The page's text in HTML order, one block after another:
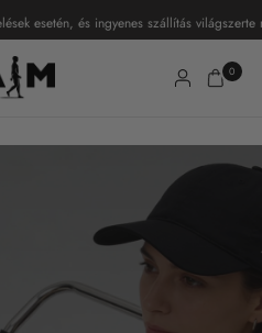
esetén, és ingyenes szállítás világszerte
0